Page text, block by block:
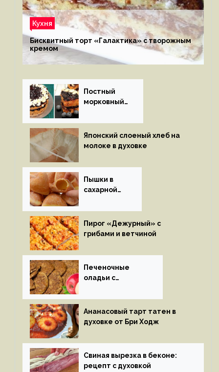
Кухня
Бисквитный торт «Галактика» с творожным
кремом
Постный
морковный
Японский слоеный хлеб на
молоке в духовке
Пышки в
сахарной
Пирог «Дежурный» с
грибами и ветчиной
Печеночные
оладьи с
Ананасовый тарт татен в
духовке от Бри Ходж
Свиная вырезка в беконе:
рецепт с духовкой